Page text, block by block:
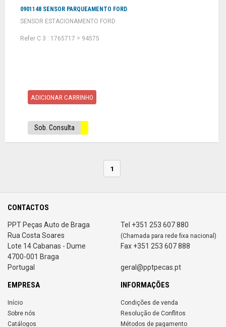
0901148 SENSOR PARQUEAMENTO FORD
SENSOR ESTACIONAMENTO FORD
Refer C 3 : 1765717 = 94575
ADICIONAR CARRINHO
Sob. Consulta
1
CONTACTOS
PPT Peças Auto de Braga
Rua Costa Soares
Lote 14 Cabanas - Dume
4700-001 Braga
Portugal
Tel +351 253 607 880
(Chamada para rede fixa nacional)
Fax +351 253 607 888
geral@pptpecas.pt
EMPRESA
Início
Sobre nós
Catálogos
INFORMAÇÕES
Condições de venda
Resolução de Conflitos
Métodos de pagamento